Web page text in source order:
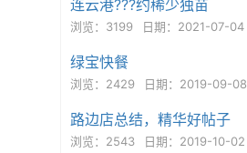
连云港???约稀少独苗
浏览：3199 日期：2021-07-04
绿宝快餐
浏览：2429 日期：2019-09-08
路边店总结，精华好帖子
浏览：2543 日期：2019-10-02